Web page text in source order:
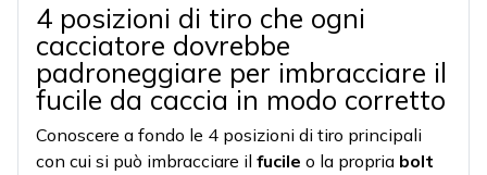
4 posizioni di tiro che ogni
cacciatore dovrebbe
padroneggiare per imbracciare il
fucile da caccia in modo corretto
Conoscere a fondo le 4 posizioni di tiro principali
con cui si può imbracciare il fucile o la propria bolt